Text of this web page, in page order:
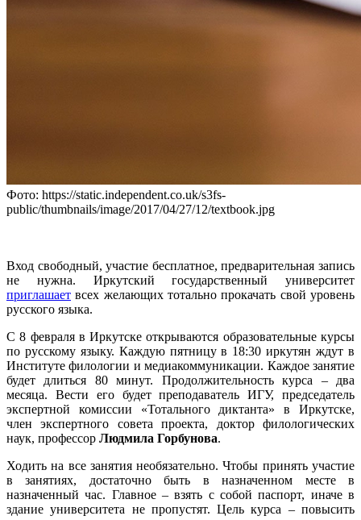
Фото: https://static.independent.co.uk/s3fs-
public/thumbnails/image/2017/04/27/12/textbook.jpg
Вход свободный, участие бесплатное, предварительная запись
не нужна. Иркутский государственный университет
приглашает всех желающих тотально прокачать свой уровень
русского языка.
С 8 февраля в Иркутске открываются образовательные курсы
по русскому языку. Каждую пятницу в 18:30 иркутян ждут в
Институте филологии и медиакоммуникации. Каждое занятие
будет длиться 80 минут. Продолжительность курса – два
месяца. Вести его будет преподаватель ИГУ, председатель
экспертной комиссии «Тотального диктанта» в Иркутске,
член экспертного совета проекта, доктор филологических
наук, профессор Людмила Горбунова.
Ходить на все занятия необязательно. Чтобы принять участие
в занятиях, достаточно быть в назначенном месте в
назначенный час. Главное – взять с собой паспорт, иначе в
здание университета не пропустят. Цель курса – повысить